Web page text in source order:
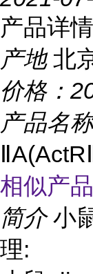
产品详情
产地 北
价格：
产品名称
相似产
简介 小
理: